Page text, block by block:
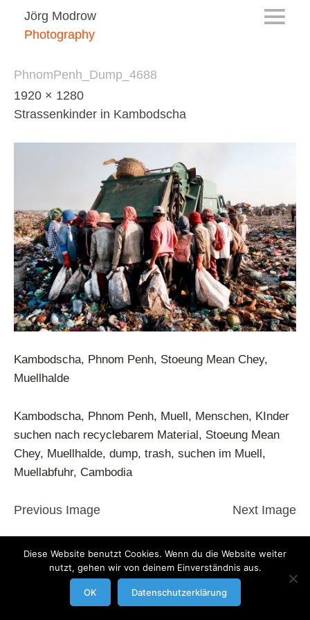
Jörg Modrow
Photography
PhnomPenh_Dump_4688
1920 × 1280
Strassenkinder in Kambodscha
Kambodscha, Phnom Penh, Stoeung Mean Chey,
Muellhalde
Kambodscha, Phnom Penh, Muell, Menschen, KInder
suchen nach recyclebarem Material, Stoeung Mean
Chey, Muellhalde, dump, trash, suchen im Muell,
Muellabfuhr, Cambodia
Previous Image Next Image
modrowgrafie.de © 2023 |AGB |Impressum/Datenschutzerklaerung|
Businessportraits
Diese Website benutzt Cookies. Wenn du die Website weiter
nutzt, gehen wir von deinem Einverständnis aus.
OK Datenschutzerklärung